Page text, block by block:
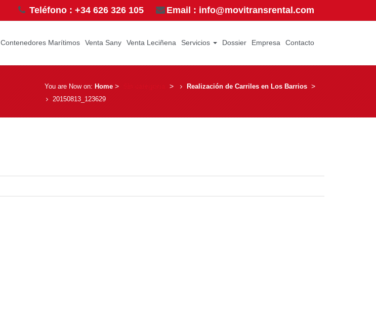
Teléfono : +34 626 326 105 Email : info@movitransrental.com
Contenedores Marítimos Venta Sany Venta Leciñena Servicios Dossier Empresa Contacto
You are Now on:Home­ > ­Sin categoría­ > ­ Realización de Carriles en Los Barrios­ > ­
20150813_123629